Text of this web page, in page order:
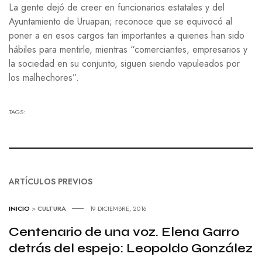
La gente dejó de creer en funcionarios estatales y del
Ayuntamiento de Uruapan; reconoce que se equivocó al
poner a en esos cargos tan importantes a quienes han sido
hábiles para mentirle, mientras “comerciantes, empresarios y
la sociedad en su conjunto, siguen siendo vapuleados por
los malhechores”.
TAGS:
ARTÍCULOS PREVIOS
INICIO >CULTURA 19 DICIEMBRE, 2016
Centenario de una voz. Elena Garro
detrás del espejo: Leopoldo González